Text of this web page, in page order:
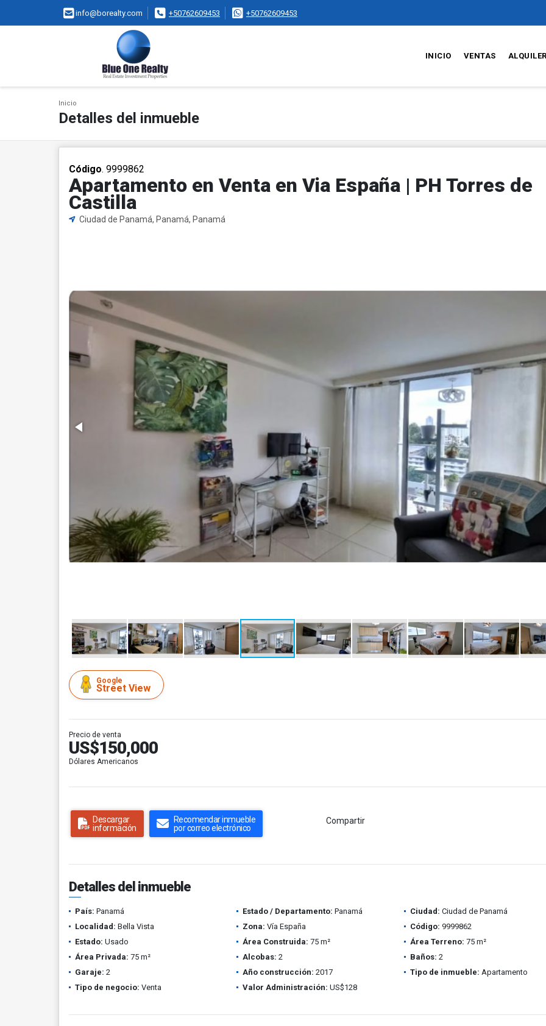
info@borealty.com +50762609453 +50762609453
INICIO VENTAS
Inicio
Detalles del inmueble
Código. 9999862
Apartamento en Venta en Via España | PH Torres de
Castilla
Ciudad de Panamá, Panamá, Panamá
Google
Street View
Precio de venta
US$150,000
Dólares Americanos
Descargar
información
Recomendar inmueble
por correo electrónico
Compartir
Detalles del inmueble
País: Panamá Estado / Departamento: Panamá Ciudad: Ciudad de Panamá
Localidad: Bella Vista Zona: Vía España Código: 9999862
Estado: Usado Área Construida: 75 m² Área Terreno: 75 m²
Área Privada: 75 m² Alcobas: 2 Baños: 2
Garaje: 2 Año construcción: 2017 Tipo de inmueble: Apartamento
Tipo de negocio: Venta Valor Administración: US$128